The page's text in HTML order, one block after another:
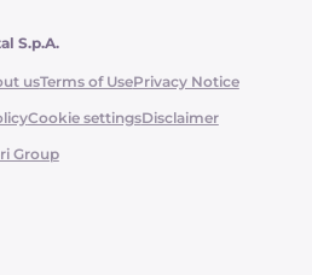
S.p.A.
usTerms of UsePrivacy Notice
Cookie settingsDisclaimer
Group